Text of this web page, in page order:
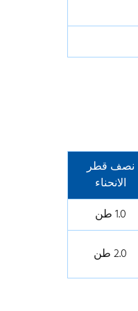
نصف قطر
الانحناء
1.0 طن
2.0 طن